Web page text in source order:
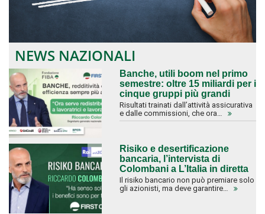
NEWS NAZIONALI
Banche, utili boom nel primo
semestre: oltre 15 miliardi per i
cinque gruppi più grandi
Risultati trainati dall’attività assicurativa
e dalle commissioni, che ora…
Risiko e desertificazione
bancaria, l’intervista di
Colombani a L’Italia in diretta
Il risiko bancario non può premiare solo
gli azionisti, ma deve garantire…